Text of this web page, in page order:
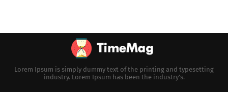
Lorem Ipsum is simply dummy text of the printing and typesetting
industry. Lorem Ipsum has been the industry's.